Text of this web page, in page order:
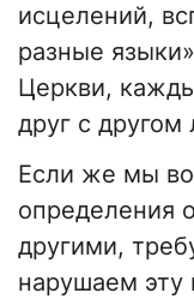
исцелений,
разные
Церкви,
друг с
Если же мы
определения
другими,
нарушаем